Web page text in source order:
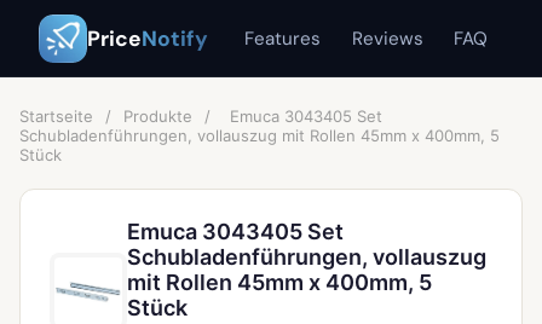
PriceNotify Features Reviews FAQ
Startseite / Produkte /
Emuca 3043405 Set
Schubladenführungen, vollauszug mit Rollen 45mm x 400mm, 5
Stück
Emuca 3043405 Set
Schubladenführungen, vollauszug
mit Rollen 45mm x 400mm, 5
Stück